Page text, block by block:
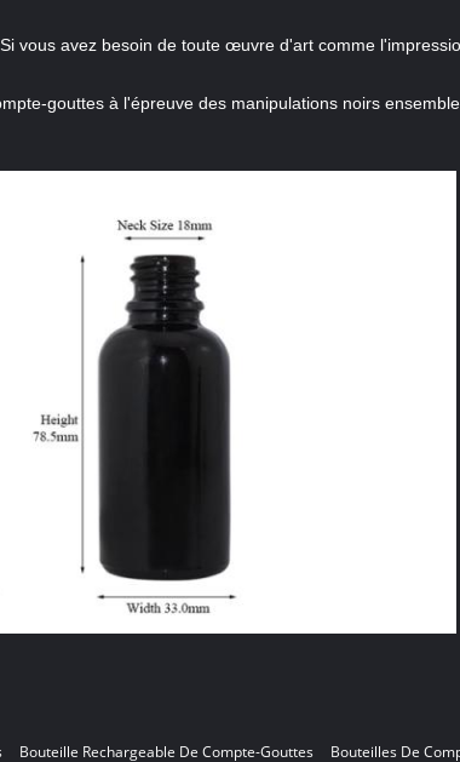
vous avez besoin de toute œuvre d'art comme
gouttes à l'épreuve des manipulations noirs
Bouteille Rechargeable De Compte-Gouttes Bouteilles De